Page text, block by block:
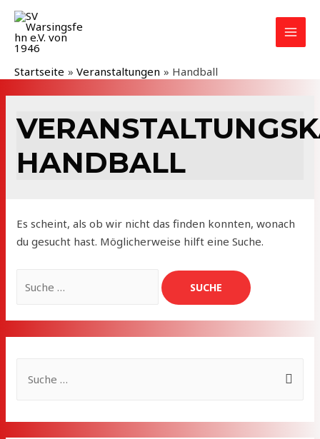
Zum
Inhalt
springen
Startseite Veranstaltungen Handball
HANDBALL
Es scheint, als ob wir nicht das finden konnten, wonach
du gesucht hast. Möglicherweise hilft eine Suche.
nach: